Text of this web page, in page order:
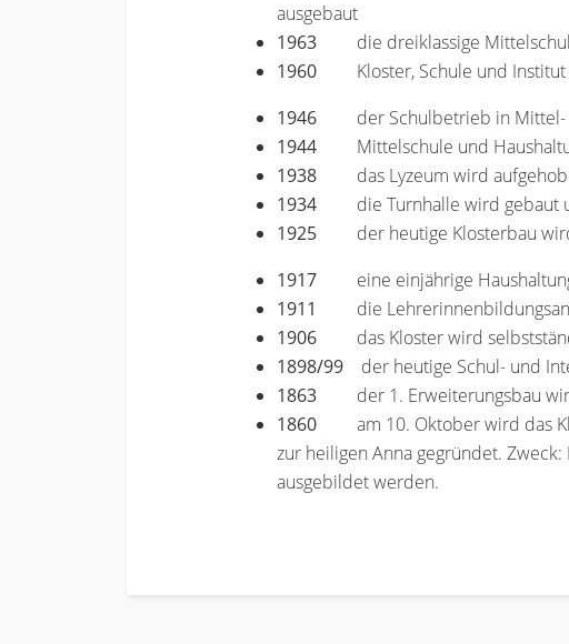
ausgebaut
1963 die dreiklassige
1960 Kloster, Schule und
1946 der Schulbetrieb in
1944 Mittelschule und
1938 das Lyzeum wird
1934 die Turnhalle wird gebaut
1925 der heutige Klosterbau
1917 eine einjährige
1911 die
1906 das Kloster wird
1898/99 der heutige Schul- und
1863 der 1. Erweiterungsbau
1860
am 10. Oktober wird das
zur heiligen Anna gegründet.
ausgebildet werden.